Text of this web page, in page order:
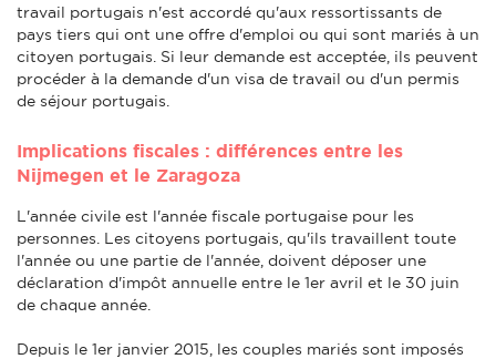
travail portugais n'est accordé qu'aux ressortissants de
pays tiers qui ont une offre d'emploi ou qui sont mariés à un
citoyen portugais. Si leur demande est acceptée, ils peuvent
procéder à la demande d'un visa de travail ou d'un permis
de séjour portugais.
Implications fiscales : différences entre les
Nijmegen et le Zaragoza
L'année civile est l'année fiscale portugaise pour les
personnes. Les citoyens portugais, qu'ils travaillent toute
l'année ou une partie de l'année, doivent déposer une
déclaration d'impôt annuelle entre le 1er avril et le 30 juin
de chaque année.
Depuis le 1er janvier 2015, les couples mariés sont imposés